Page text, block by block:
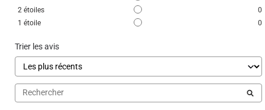
Avis vérifié
Utile(0) Signaler
2 étoiles
0
1 étoile 0
Trier les avis